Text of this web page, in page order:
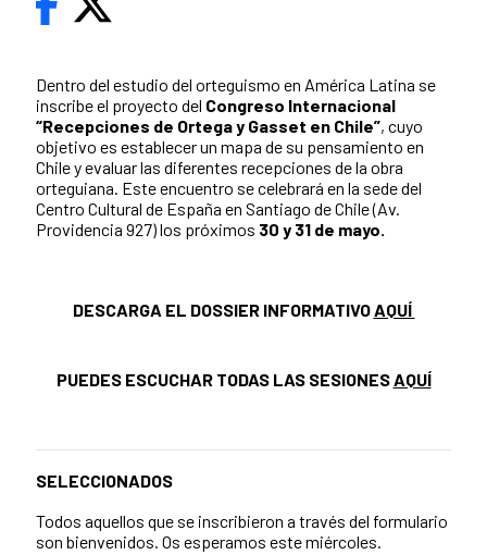
Dentro del estudio del orteguismo en América Latina se
inscribe el proyecto del Congreso Internacional
“Recepciones de Ortega y Gasset en Chile”, cuyo
objetivo es establecer un mapa de su pensamiento en
Chile y evaluar las diferentes recepciones de la obra
orteguiana. Este encuentro se celebrará en la sede del
Centro Cultural de España en Santiago de Chile (Av.
Providencia 927) los próximos 30 y 31 de mayo.
DESCARGA EL DOSSIER INFORMATIVOAQUÍ
PUEDES ESCUCHAR TODAS LAS SESIONESAQUÍ
SELECCIONADOS
Todos aquellos que se inscribieron a través del formulario
son bienvenidos. Os esperamos este miércoles.